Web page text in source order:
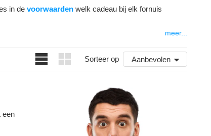
in de voorwaardenwelk cadeau bij elk fornuis
meer...
Sorteer op Aanbevolen
een